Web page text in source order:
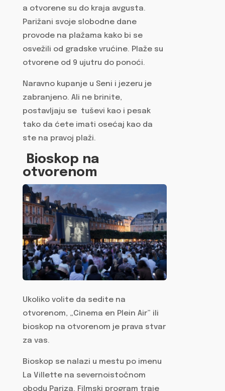
a otvorene su do kraja avgusta.
Parižani svoje slobodne dane
provode na plažama kako bi se
osvežili od gradske vrućine. Plaže su
otvorene od 9 ujutru do ponoći.
Naravno kupanje u Seni i jezeru je
zabranjeno. Ali ne brinite,
postavljaju se tuševi kao i pesak
tako da ćete imati osećaj kao da
ste na pravoj plaži.
Bioskop na
otvorenom
Ukoliko volite da sedite na
otvorenom, „Cinema en Plein Air” ili
bioskop na otvorenom je prava stvar
za vas.
Bioskop se nalazi u mestu po imenu
La Villette na severnoistočnom
obodu Pariza. Filmski program traje